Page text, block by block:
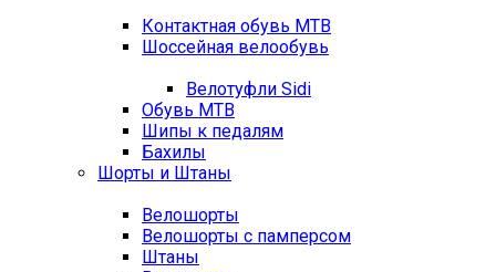
Контактная обувь MTB
Шоссейная велообувь
Велотуфли Sidi
Обувь MTB
Шипы к педалям
Бахилы
Шорты и Штаны
Велошорты
Велошорты с памперсом
Штаны